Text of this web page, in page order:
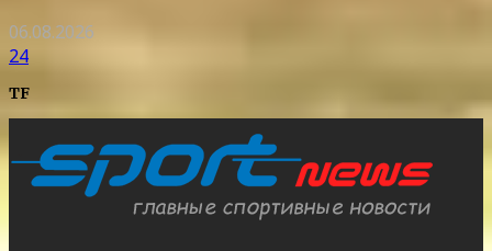
06.08.2026
24
TF